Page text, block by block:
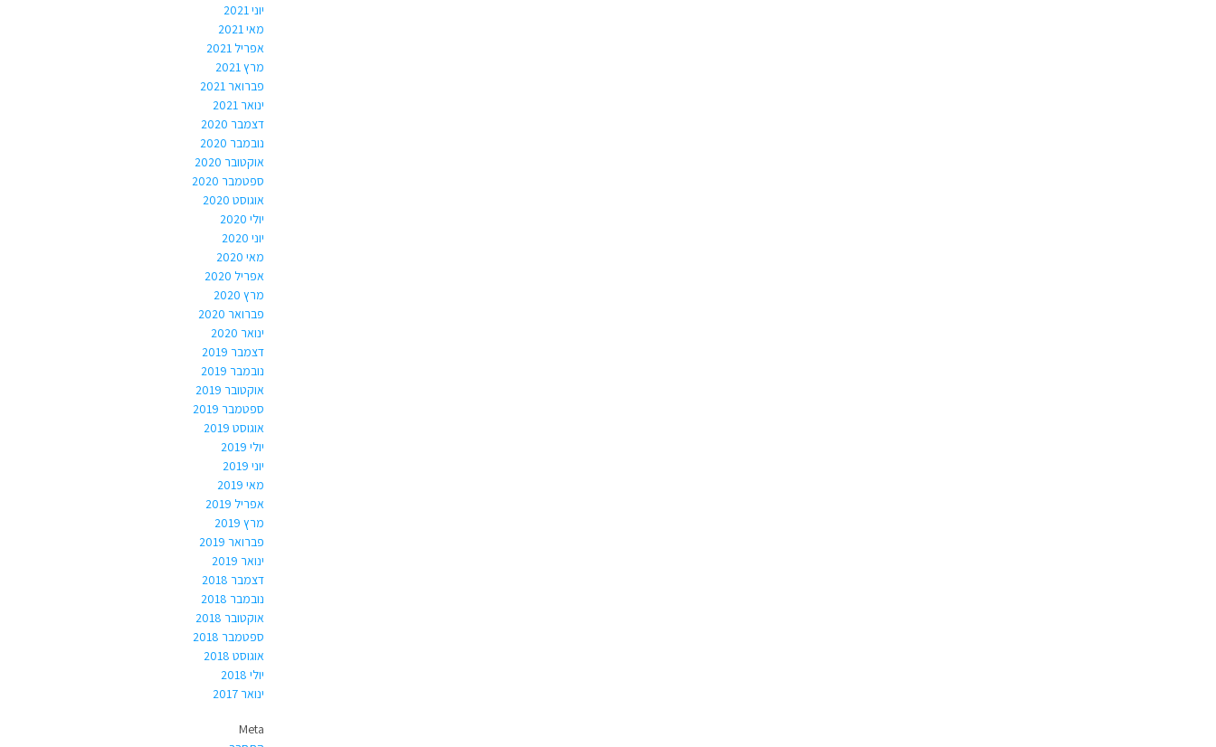
יוני 2021
מאי 2021
אפריל 2021
מרץ 2021
פברואר 2021
ינואר 2021
דצמבר 2020
נובמבר 2020
אוקטובר 2020
ספטמבר 2020
אוגוסט 2020
יולי 2020
יוני 2020
מאי 2020
אפריל 2020
מרץ 2020
פברואר 2020
ינואר 2020
דצמבר 2019
נובמבר 2019
אוקטובר 2019
ספטמבר 2019
אוגוסט 2019
יולי 2019
יוני 2019
מאי 2019
אפריל 2019
מרץ 2019
פברואר 2019
ינואר 2019
דצמבר 2018
נובמבר 2018
אוקטובר 2018
ספטמבר 2018
אוגוסט 2018
יולי 2018
ינואר 2017
Meta